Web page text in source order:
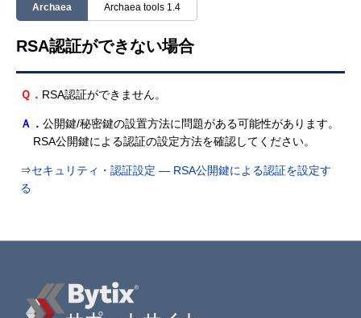
Archaea Archaea tools 1.4
RSA認証ができない場合
Ｑ． RSA認証ができません。
Ａ． 公開鍵/秘密鍵の設置方法に問題がある可能性があります。
RSA公開鍵による認証の設定方法を確認してください。
⇒セキュリティ・認証設定 ― RSA公開鍵による認証を設定す
る